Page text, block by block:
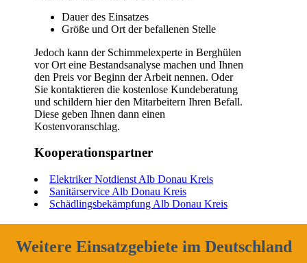
Dauer des Einsatzes
Größe und Ort der befallenen Stelle
Jedoch kann der Schimmelexperte in Berghülen
vor Ort eine Bestandsanalyse machen und Ihnen
den Preis vor Beginn der Arbeit nennen. Oder
Sie kontaktieren die kostenlose Kundeberatung
und schildern hier den Mitarbeitern Ihren Befall.
Diese geben Ihnen dann einen
Kostenvoranschlag.
Kooperationspartner
Elektriker Notdienst Alb Donau Kreis
Sanitärservice Alb Donau Kreis
Schädlingsbekämpfung Alb Donau Kreis
Weitere Einsatzgebiete im Deutschland